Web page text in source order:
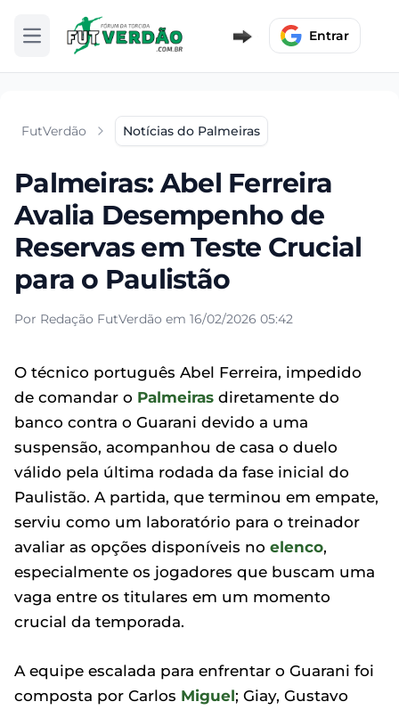
Abrir menu Entrar
FutVerdão Notícias do Palmeiras
Palmeiras: Abel Ferreira
Avalia Desempenho de
Reservas em Teste Crucial
para o Paulistão
Por Redação FutVerdão em 16/02/2026 05:42
O técnico português Abel Ferreira, impedido
de comandar o Palmeiras diretamente do
banco contra o Guarani devido a uma
suspensão, acompanhou de casa o duelo
válido pela última rodada da fase inicial do
Paulistão. A partida, que terminou em empate,
serviu como um laboratório para o treinador
avaliar as opções disponíveis no elenco,
especialmente os jogadores que buscam uma
vaga entre os titulares em um momento
crucial da temporada.
A equipe escalada para enfrentar o Guarani foi
composta por Carlos Miguel; Giay, Gustavo